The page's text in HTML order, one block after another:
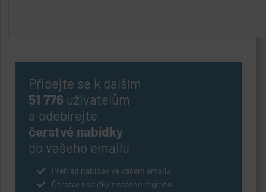
Přidejte se k dalším
51 776 uživatelům
a odebírejte
čerstvé nabídky
do vašeho emailu
Přehled nabídek ve vašem emailu
Čerstvé nabídky z vašeho regionu